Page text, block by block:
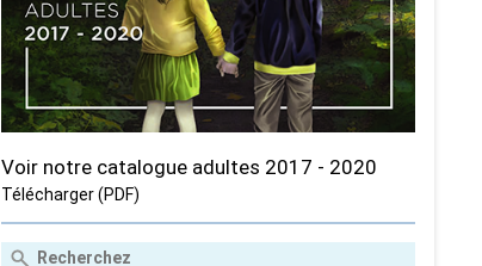
Voir notre catalogue adultes 2017 - 2020
Télécharger (PDF)